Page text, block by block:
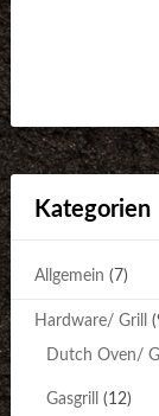
Kategorien
Allgemein (7)
Hardware/ Grill
Dutch Oven/
Gasgrill (12)